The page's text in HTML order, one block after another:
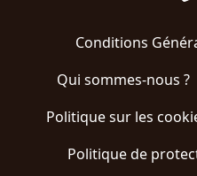
Conditions
Qui sommes-nous ?
Politique sur les
Politique de